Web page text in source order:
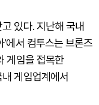
있다. 지난해 국내
'에서 컴투스는 브론즈
게임을 접목한
게임업계에서